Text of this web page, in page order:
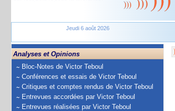
Jeudi 6 août 2026
Analyses et Opinions
Bloc-Notes de Victor Teboul
Conférences et essais de Victor Teboul
Critiques et comptes rendus de Victor Teboul
Entrevues accordées par Victor Teboul
Entrevues réalisées par Victor Teboul